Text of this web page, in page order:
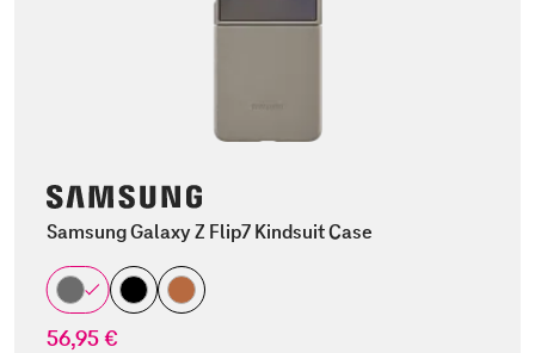
Samsung Galaxy Z Flip7 Kindsuit Case
56,95 €